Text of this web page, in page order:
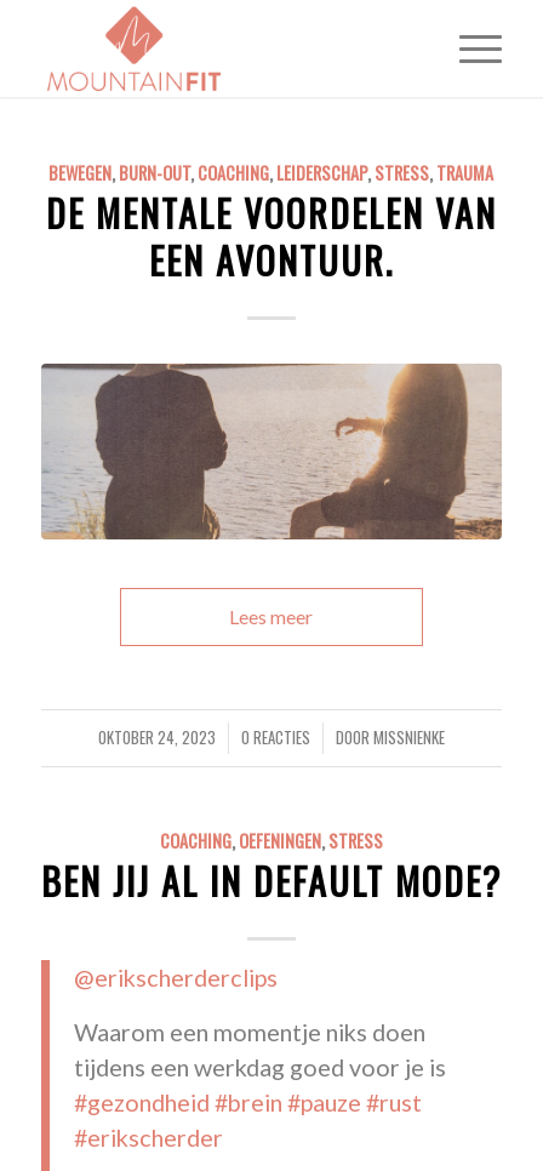
BEWEGEN,BURN-OUT,COACHING,LEIDERSCHAP,STRESS,TRAUMA
DE MENTALE VOORDELEN VAN
EEN AVONTUUR.
Lees meer
OKTOBER 24, 2023
/ 0 REACTIES
/ DOOR MISSNIENKE
COACHING,OEFENINGEN,STRESS
BEN JIJ AL IN DEFAULT MODE?
@erikscherderclips
Waarom een momentje niks doen
tijdens een werkdag goed voor je is
#gezondheid #brein #pauze #rust
#erikscherder